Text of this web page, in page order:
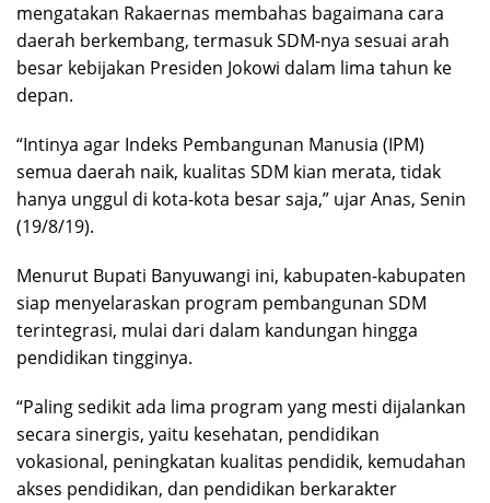
mengatakan Rakaernas membahas bagaimana cara
daerah berkembang, termasuk SDM-nya sesuai arah
besar kebijakan Presiden Jokowi dalam lima tahun ke
depan.
“Intinya agar Indeks Pembangunan Manusia (IPM)
semua daerah naik, kualitas SDM kian merata, tidak
hanya unggul di kota-kota besar saja,” ujar Anas, Senin
(19/8/19).
Menurut Bupati Banyuwangi ini, kabupaten-kabupaten
siap menyelaraskan program pembangunan SDM
terintegrasi, mulai dari dalam kandungan hingga
pendidikan tingginya.
“Paling sedikit ada lima program yang mesti dijalankan
secara sinergis, yaitu kesehatan, pendidikan
vokasional, peningkatan kualitas pendidik, kemudahan
akses pendidikan, dan pendidikan berkarakter